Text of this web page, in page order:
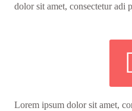
dolor sit amet, consectetur adi
Lorem ipsum dolor sit amet,